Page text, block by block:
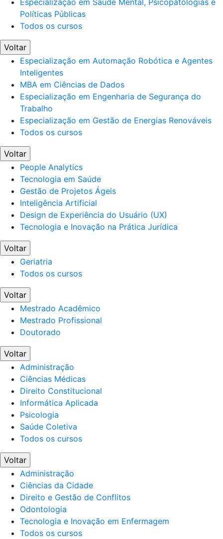
Especialização em Saúde Mental, Psicopatologias e
Políticas Públicas
Todos os cursos
Voltar
Especialização em Automação Robótica e Agentes
Inteligentes
MBA em Ciências de Dados
Especialização em Engenharia de Segurança do
Trabalho
Especialização em Gestão de Energias Renováveis
Todos os cursos
Voltar
People Analytics
Tecnologia em Saúde
Gestão de Projetos Ágeis
Inteligência Artificial
Design de Experiência do Usuário (UX)
Tecnologia e Inovação na Prática Jurídica
Voltar
Geriatria
Todos os cursos
Voltar
Mestrado Acadêmico
Mestrado Profissional
Doutorado
Voltar
Administração
Ciências Médicas
Direito Constitucional
Informática Aplicada
Psicologia
Saúde Coletiva
Todos os cursos
Voltar
Administração
Ciências da Cidade
Direito e Gestão de Conflitos
Odontologia
Tecnologia e Inovação em Enfermagem
Todos os cursos